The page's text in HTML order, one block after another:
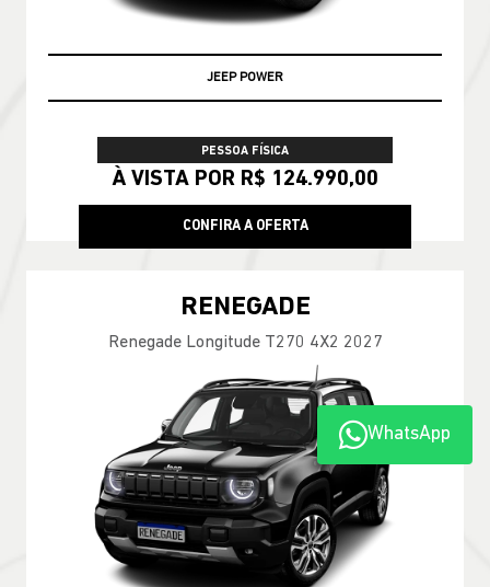
JEEP POWER
PESSOA FÍSICA
À VISTA POR R$ 124.990,00
CONFIRA A OFERTA
RENEGADE
Renegade Longitude T270 4X2 2027
WhatsApp